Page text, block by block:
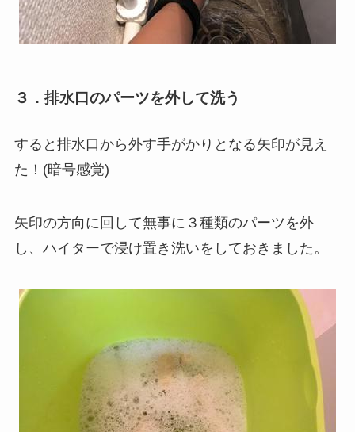
３．排水口のパーツを外して洗う
すると排水口から外す手がかりとなる矢印が見え
た！(暗号感覚)
矢印の方向に回して無事に３種類のパーツを外
し、ハイターで浸け置き洗いをしておきました。